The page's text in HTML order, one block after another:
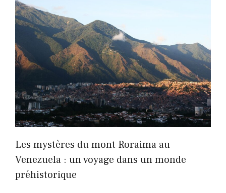
Les mystères du mont Roraima au
Venezuela : un voyage dans un monde
préhistorique